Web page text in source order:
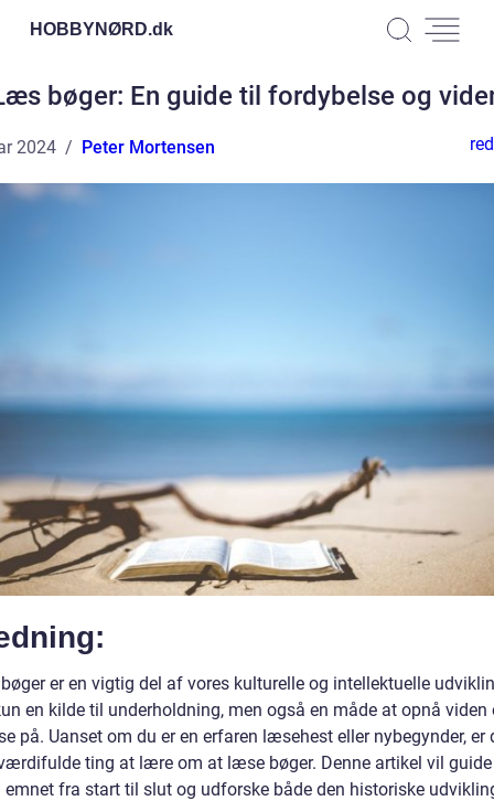
HOBBYNØRD.dk
bøger: En guide til fordybelse og
2024 Peter Mortensen
er en vigtig del af vores kulturelle og intellektuelle
en kilde til underholdning, men også en måde at opnå viden
på. Uanset om du er en erfaren læsehest eller nybegynder, er
ting at lære om at læse bøger. Denne artikel vil
emnet fra start til slut og udforske både den historiske